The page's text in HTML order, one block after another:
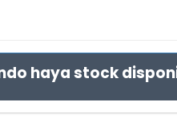
haya stock